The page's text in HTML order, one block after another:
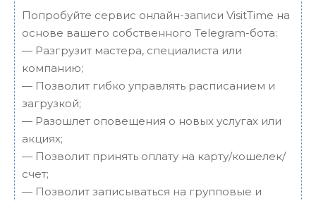
Попробуйте сервис онлайн-записи VisitTime на
основе вашего собственного Telegram-бота:
— Разгрузит мастера, специалиста или
компанию;
— Позволит гибко управлять расписанием и
загрузкой;
— Разошлет оповещения о новых услугах или
акциях;
— Позволит принять оплату на карту/кошелек/
счет;
— Позволит записываться на групповые и